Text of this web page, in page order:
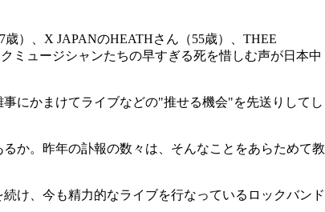
）、X JAPANのHEATHさん（55歳）、THEE
ミュージシャンたちの早すぎる死を惜しむ声が日本中
にかまけてライブなどの"推せる機会"を先送りしてし
か。昨年の訃報の数々は、そんなことをあらためて教
け、今も精力的なライブを行なっているロックバンド